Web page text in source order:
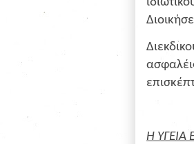
Η ΥΓΕΙΑ